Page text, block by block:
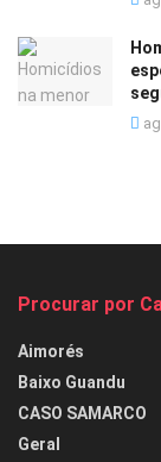
Procurar por
Aimorés
Baixo Guandu
CASO SAMARCO
Geral